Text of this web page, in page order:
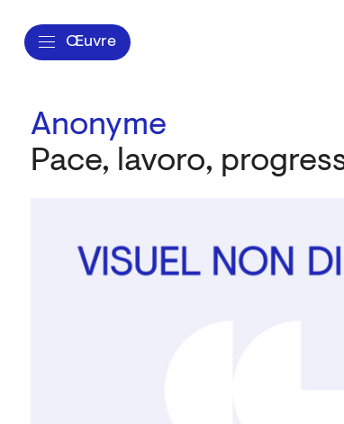
Œuvre
Anonyme
Pace, lavoro,